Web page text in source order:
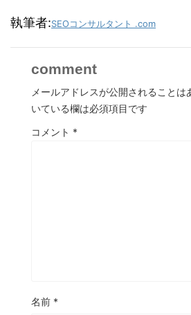
執筆者:SEOコンサルタント .com
comment
メールアドレスが公開されることは
いている欄は必須項目です
コメント *
名前 *